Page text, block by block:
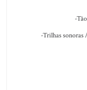
-
-Trilhas sonoras